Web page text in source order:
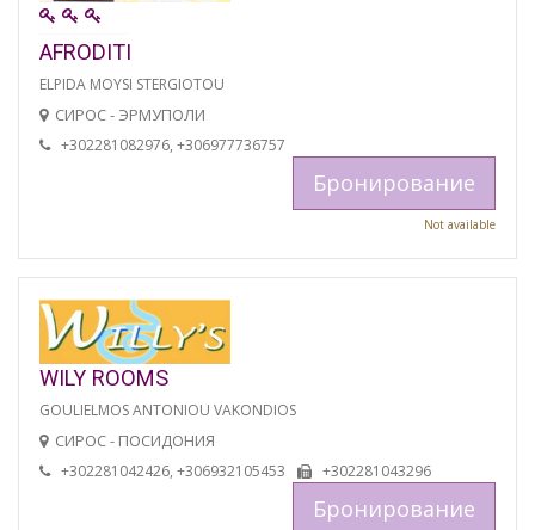
AFRODITI
ELPIDA MOYSI STERGIOTOU
СИРОС - ЭРМУПОЛИ
+302281082976, +306977736757
Бронирование
Not available
WILY ROOMS
GOULIELMOS ANTONIOU VAKONDIOS
СИРОС - ПОСИДОНИЯ
+302281042426, +306932105453 +302281043296
Бронирование